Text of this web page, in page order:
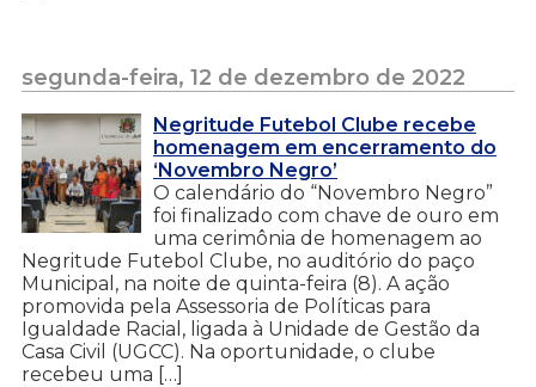
segunda-feira, 12 de dezembro de 2022
Negritude Futebol Clube recebe
homenagem em encerramento do
‘Novembro Negro’
O calendário do “Novembro Negro”
foi finalizado com chave de ouro em
uma cerimônia de homenagem ao
Negritude Futebol Clube, no auditório do paço
Municipal, na noite de quinta-feira (8). A ação
promovida pela Assessoria de Políticas para
Igualdade Racial, ligada à Unidade de Gestão da
Casa Civil (UGCC). Na oportunidade, o clube
recebeu uma […]